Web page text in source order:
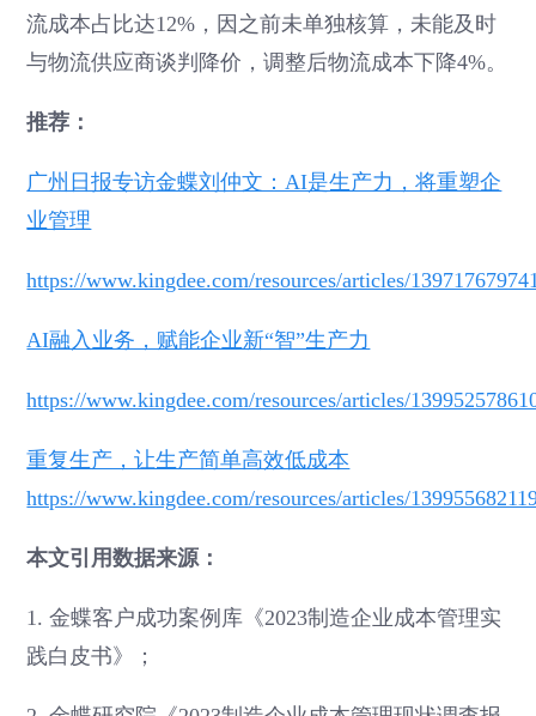
流成本占比达12%，因之前未单独核算，未能及时
与物流供应商谈判降价，调整后物流成本下降4%。
推荐：
广州日报专访金蝶刘仲文：AI是生产力，将重塑企
业管理
https://www.kingdee.com/resources/articles/
AI融入业务，赋能企业新“智”生产力
https://www.kingdee.com/resources/articles/
重复生产，让生产简单高效低成本
https://www.kingdee.com/resources/articles/
本文引用数据来源：
1. 金蝶客户成功案例库《2023制造企业成本管理实
践白皮书》；